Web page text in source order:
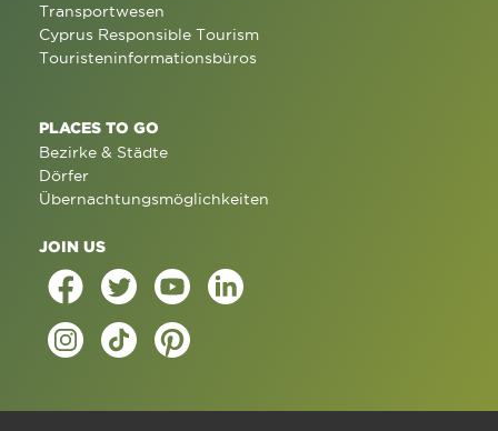
Transportwesen
Cyprus Responsible Tourism
Touristeninformationsbüros
PLACES TO GO
Bezirke & Städte
Dörfer
Übernachtungsmöglichkeiten
JOIN US